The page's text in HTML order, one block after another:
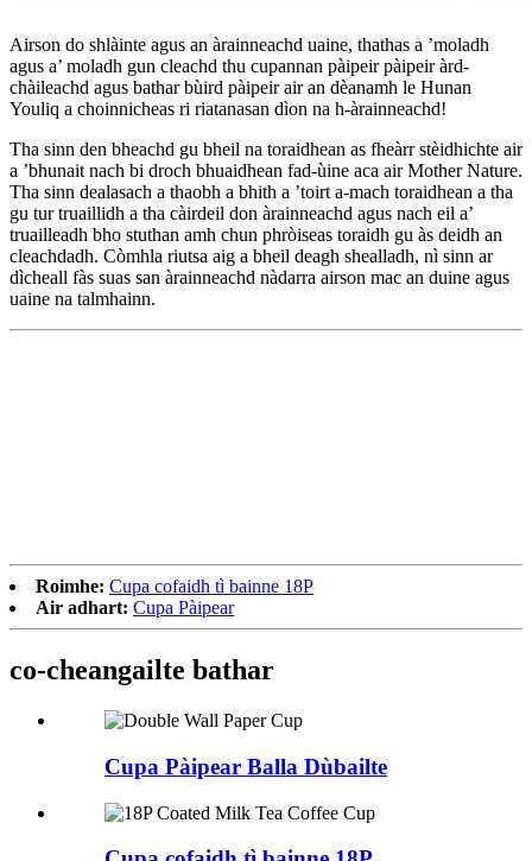
Airson do shlàinte agus an àrainneachd uaine, thathas a ’moladh
agus a’ moladh gun cleachd thu cupannan pàipeir pàipeir àrd-
chàileachd agus bathar bùird pàipeir air an dèanamh le Hunan
Youliq a choinnicheas ri riatanasan dìon na h-àrainneachd!
Tha sinn den bheachd gu bheil na toraidhean as fheàrr stèidhichte air
a ’bhunait nach bi droch bhuaidhean fad-ùine aca air Mother Nature.
Tha sinn dealasach a thaobh a bhith a ’toirt a-mach toraidhean a tha
gu tur truaillidh a tha càirdeil don àrainneachd agus nach eil a’
truailleadh bho stuthan amh chun phròiseas toraidh gu às deidh an
cleachdadh. Còmhla riutsa aig a bheil deagh shealladh, nì sinn ar
dìcheall fàs suas san àrainneachd nàdarra airson mac an duine agus
uaine na talmhainn.
Roimhe: Cupa cofaidh tì bainne 18P
Air adhart: Cupa Pàipear
co-cheangailte bathar
Cupa Pàipear Balla Dùbailte